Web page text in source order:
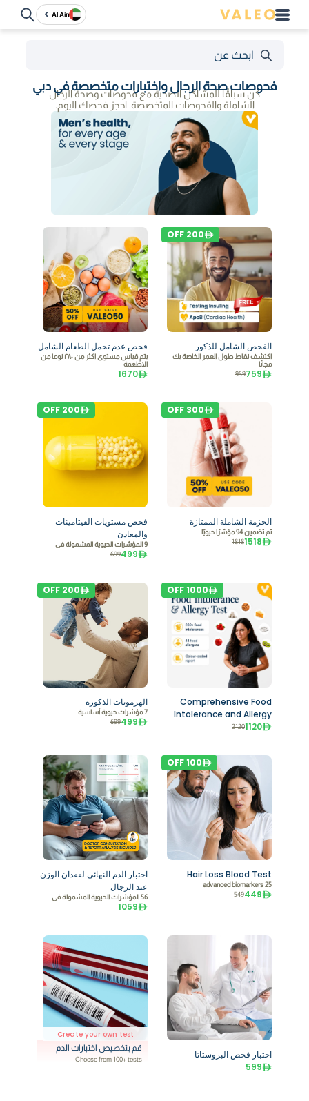
Al Ain
كن سباقًا للمشاكل الصحية مع فحوصات وصحة الرجال
الشاملة والفحوصات المتخصصة. احجز فحصك اليوم.
فحوصات صحة الرجال واختبارات متخصصة في دبي
الفحص الشامل للذكور
اكتشف نقاط طول العمر الخاصة بك
مجانًا
759
959
200
OFF
فحص عدم تحمل الطعام الشامل
يتم قياس مستوى اكثر من ٢٨٠ نوعا من
الاطعمة
1670
الحزمة الشاملة الممتازة
تم تضمين 94 مؤشرًا حيويًا
1518
1818
300
OFF
فحص مستويات الفيتامينات
والمعادن
9 المؤشرات الحيوية المشمولة في
499
699
200
OFF
Comprehensive Food
Intolerance and Allergy
Test
1120
2120
1000
OFF
الهرمونات الذكورة
7 مؤشرات حيوية أساسية
499
699
200
OFF
Hair Loss Blood Test
25 advanced biomarkers
449
549
100
OFF
اختبار الدم النهائي لفقدان الوزن
عند الرجال
56 المؤشرات الحيوية المشمولة في
1059
اختبار فحص البروستاتا
599
Create your own test
قم بتخصيص اختبارات الدم
Choose from 100+ tests